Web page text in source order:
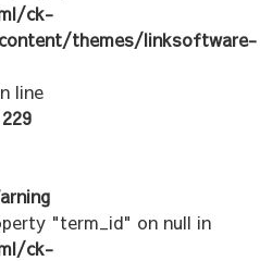
ck-
themes/linksoftware-
line
229
"term_id" on null in
ck-